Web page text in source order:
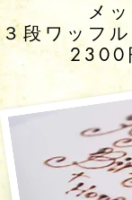
メ
３段ワッフ
2300